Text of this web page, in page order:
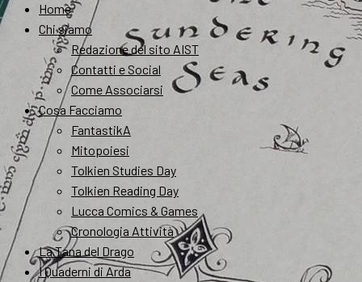
Home
Chi siamo
Redazione del sito AIST
Contatti e Social
Come Associarsi
Cosa Facciamo
FantastikA
Mitopoiesi
Tolkien Studies Day
Tolkien Reading Day
Lucca Comics & Games
Cronologia Attività
La Tana del Drago
I Quaderni di Arda